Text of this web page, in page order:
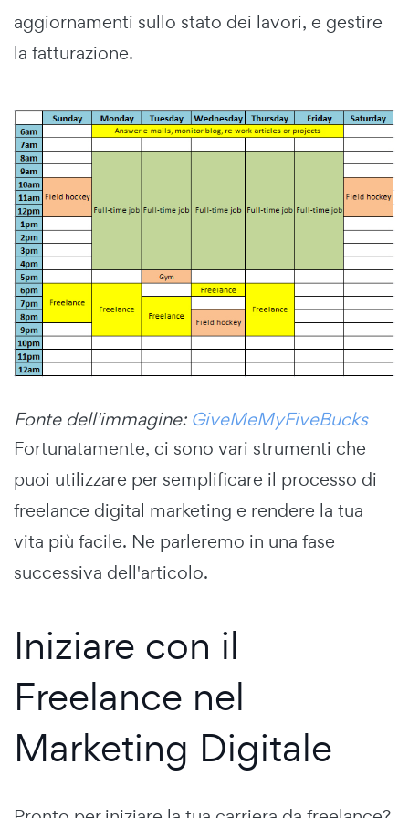
aggiornamenti sullo stato dei lavori, e gestire
la fatturazione.
Fonte dell'immagine: GiveMeMyFiveBucks
Fortunatamente, ci sono vari strumenti che
puoi utilizzare per semplificare il processo di
freelance digital marketing e rendere la tua
vita più facile. Ne parleremo in una fase
successiva dell'articolo.
Iniziare con il
Freelance nel
Marketing Digitale